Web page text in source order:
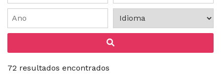
72 resultados encontrados